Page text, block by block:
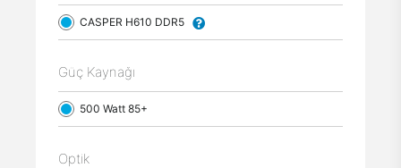
CASPER H610 DDR5
Güç Kaynağı
500 Watt 85+
Optik